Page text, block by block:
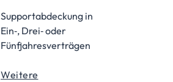
Supportabdeckung in
Ein‑, Drei‑ oder
Fünfjahresverträgen
Weitere